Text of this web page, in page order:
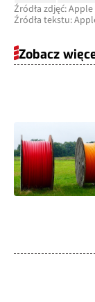
Źródła zdjęć: Apple
Źródła tekstu:
Zobacz